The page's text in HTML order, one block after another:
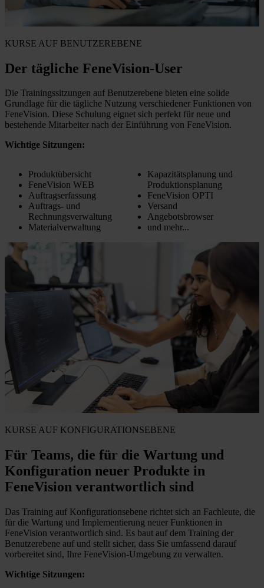
KURSE AUF BENUTZEREBENE
Der tägliche FeneVision-User
Die Trainingssitzungen auf Benutzerebene bieten eine solide
Grundlage für die tägliche Nutzung verschiedener Funktionen von
FeneVision. Diese Schulung eignet sich perfekt für neue und
bestehende Mitarbeiter nach der Einführung von FeneVision.
Wichtige Sitzungen:
Produktübersicht
FeneVision WEB
Auftragserfassung
Auftrags- und
Rechnungsverwaltung
Materialverwaltung
Kapazitätsplanung und
Produktionsplanung
FeneVision OPTI
Versand
Angebotsbrowser
und mehr...
KURSE AUF KONFIGURATIONSEBENE
Für Teams, die für die Wartung und
Konfiguration neuer Produkte in
FeneVision verantwortlich sind
Das Training auf Konfigurationsebene richtet sich an Fachleute, die
für die Wartung und Implementierung neuer Funktionen in
FeneVision verantwortlich sind. Es baut auf dem Training der
Benutzerebene auf und stellt sicher, dass Sie umfassend darauf
vorbereitet sind, Ihre FeneVision-Umgebung zu verwalten.
Wichtige Sitzungen: